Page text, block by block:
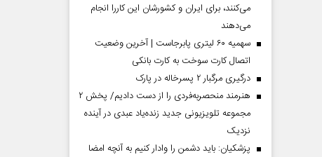
می‌کنند، برای ایران و کشورشان این کاررا انجام
می‌دهند
سهمیه ۶۰ لیتری پابرجاست | آخرین وضعیت
اتصال کارت سوخت به کارت بانکی
درگیری مرگبار ۲ پسرخاله در پارک
هنرمند منحصر‌به‌فردی را از دست دادیم/ پخش ۲
مجموعه تلویزیونی جدید زنده‌یاد عبدی در آینده
نزدیک
پزشکیان: باید دشمن را وادار کنیم به آنچه امضا